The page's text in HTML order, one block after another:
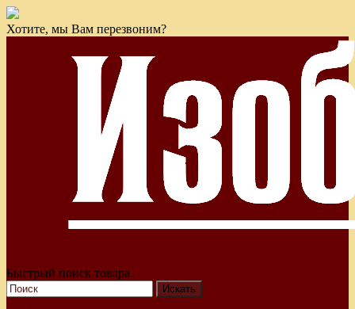
Хотите, мы Вам перезвоним?
Быстрый поиск товара